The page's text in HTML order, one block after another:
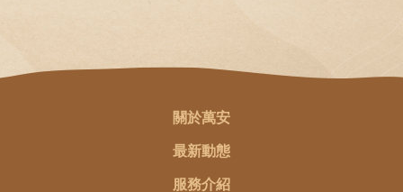
關於萬安
最新動態
服務介紹